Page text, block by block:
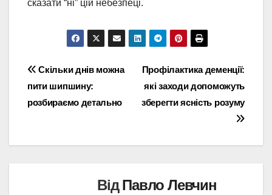
сказати “ні” цій небезпеці.
Навігація
записів
Профілактика деменції:
які заходи допоможуть
зберегти ясність розуму
Скільки днів можна
пити шипшину:
розбираємо детально
ВідПавло Левчин